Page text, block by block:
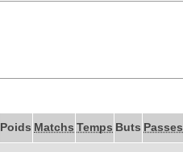
Poids Matchs Temps Buts Passes